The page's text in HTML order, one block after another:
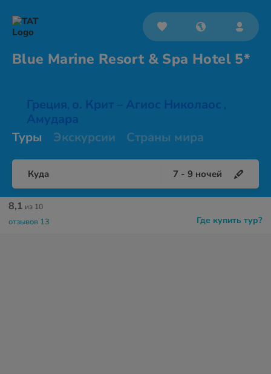
Blue Marine Resort & Spa Hotel 5*
Греция, о. Крит – Агиос Николаос ,
Амудара
Туры
Экскурсии Страны мира
Куда 7 - 9 ночей
Где купить тур?
8,1 из 10
отзывов 13